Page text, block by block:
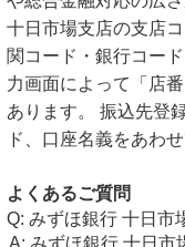
十日市場支店の支店
関コード・銀行コー
力画面によって「店
あります。 振込先登
ド、口座名義をあわ
よくあるご質問
みずほ銀行 十日市
みずほ銀行 十日市